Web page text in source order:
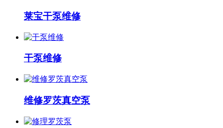
莱宝干泵维修
干泵维修
维修罗茨真空泵